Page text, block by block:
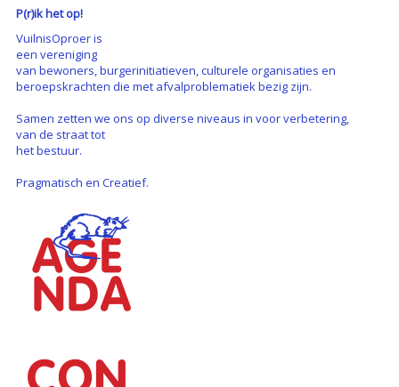
P(r)ik het op!
VuilnisOproer is
een vereniging
van bewoners, burgerinitiatieven, culturele organisaties en
beroepskrachten die met afvalproblematiek bezig zijn.
Samen zetten we ons op diverse niveaus in voor verbetering,
van de straat tot
het bestuur.
Pragmatisch en Creatief.